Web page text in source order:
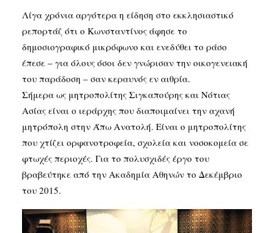
Λίγα χρόνια αργότερα η είδηση στο εκκλησιαστικό
ρεπορτάζ ότι ο Κωνσταντίνος άφησε το
δημοσιογραφικό μικρόφωνο και ενεδύθει το ράσο
έπεσε – για όλους όσοι δεν γνώρισαν την οικογενειακή
του παράδοση – σαν κεραυνός εν αιθρία.
Σήμερα ως μητροπολίτης Σιγκαπούρης και Νότιας
Ασίας είναι ο ιεράρχης που διαποιμαίνει την αχανή
μητρόπολη στην Άπω Ανατολή. Είναι ο μητροπολίτης
που χτίζει ορφανοτροφεία, σχολεία και νοσοκομεία σε
φτωχές περιοχές. Για το πολυσχιδές έργο του
βραβεύτηκε από την Ακαδημία Αθηνών το Δεκέμβριο
του 2015.